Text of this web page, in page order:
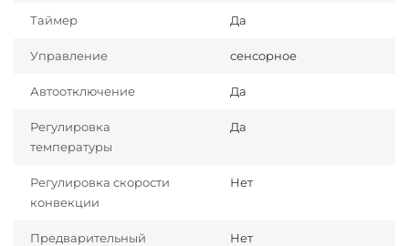
Таймер Да
Управление сенсорное
Автоотключение Да
Регулировка
температуры
Да
Регулировка скорости
конвекции
Нет
Предварительный
Нет